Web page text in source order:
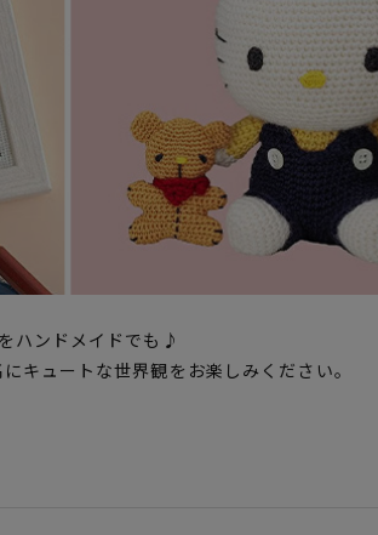
ハンドメイドでも♪
キュートな世界観をお楽しみください。